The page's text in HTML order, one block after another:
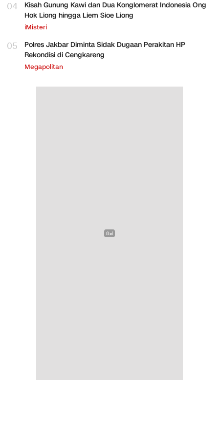
04
Kisah Gunung Kawi dan Dua Konglomerat Indonesia Ong
Hok Liong hingga Liem Sioe Liong
iMisteri
05
Polres Jakbar Diminta Sidak Dugaan Perakitan HP
Rekondisi di Cengkareng
Megapolitan